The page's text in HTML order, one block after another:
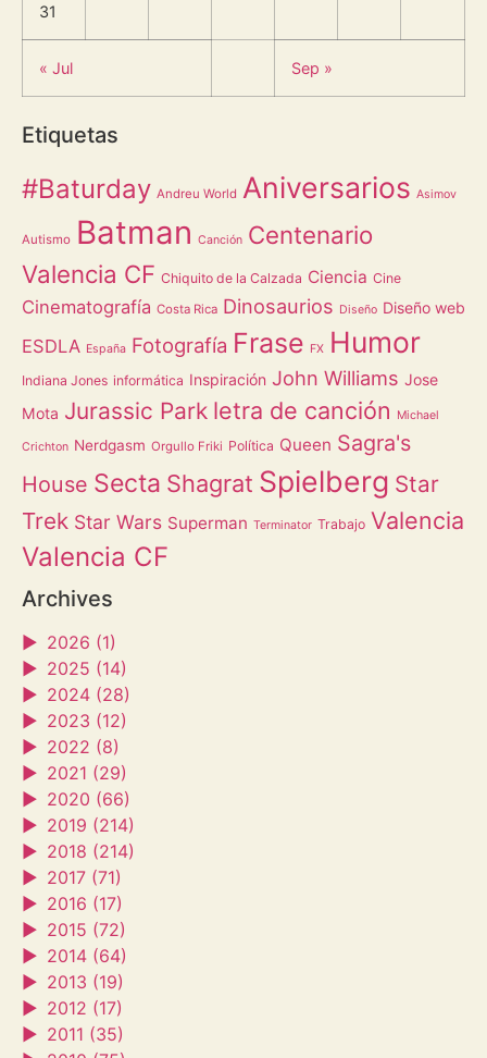
31
« Jul Sep »
Etiquetas
#Baturday Andreu World Aniversarios Asimov
Autismo Batman Canción Centenario
Valencia CF Chiquito de la Calzada Ciencia Cine
Cinematografía Costa Rica Dinosaurios Diseño Diseño web
ESDLA España Fotografía Frase FX Humor
Indiana Jones informática Inspiración John Williams Jose
Mota Jurassic Park letra de canción Michael
Crichton Nerdgasm Orgullo Friki Política Queen Sagra's
House Secta Shagrat Spielberg Star
Trek Star Wars Superman Terminator Trabajo Valencia
Valencia CF
Archives
► 2026 (1)
► 2025 (14)
► 2024 (28)
► 2023 (12)
► 2022 (8)
► 2021 (29)
► 2020 (66)
► 2019 (214)
► 2018 (214)
► 2017 (71)
► 2016 (17)
► 2015 (72)
► 2014 (64)
► 2013 (19)
► 2012 (17)
► 2011 (35)